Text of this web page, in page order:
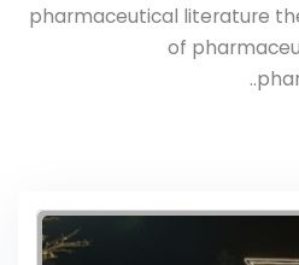
pharmaceutical literature
of